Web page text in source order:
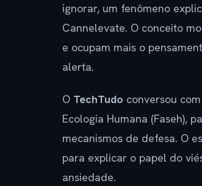
ignorar, um fenômeno
Cannelevate. O conceito
e ocupam mais o
alerta.
O TechTudo conversou
Ecologia Humana (Faseh),
mecanismos de defesa. O
para explicar o papel do
ansiedade.